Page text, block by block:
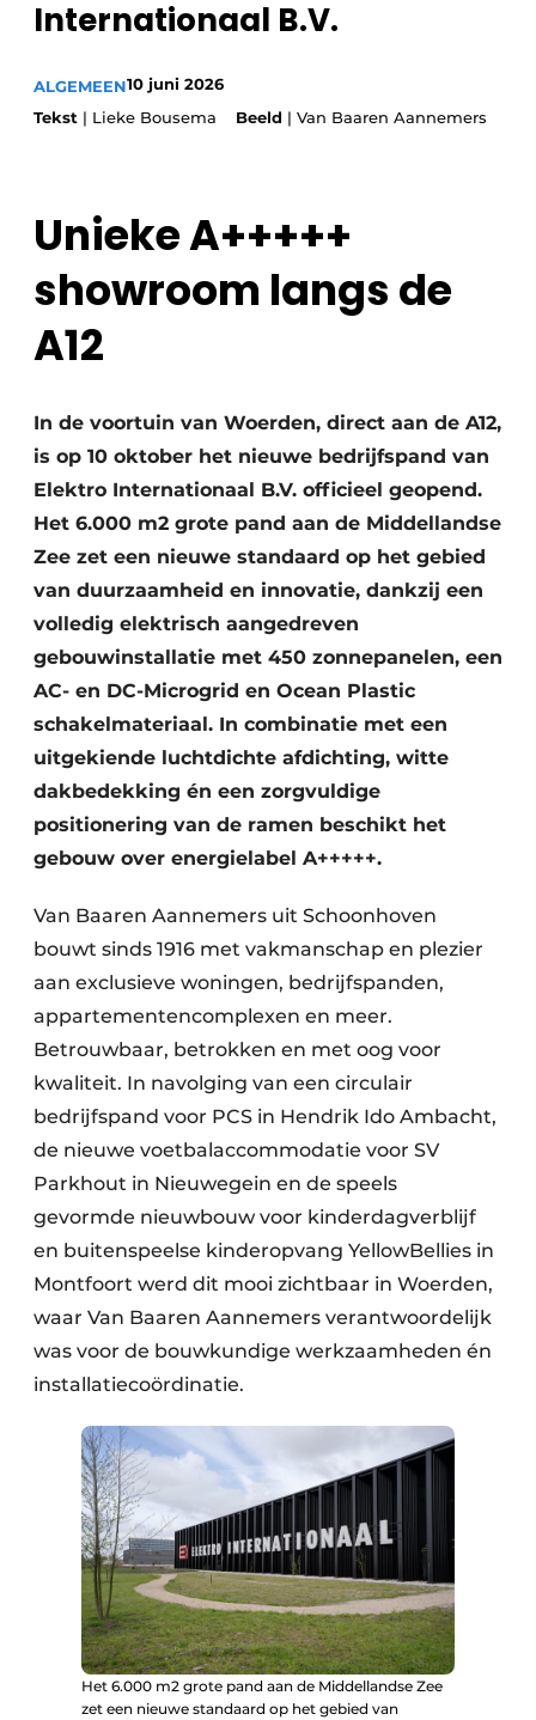
Podcasts
story
metadata
Video’s
Glas
Modulair bouwen
Internationaal B.V.
ALGEMEEN10 juni 2026
Tekst | Lieke Bousema Beeld | Van Baaren Aannemers
Unieke A+++++
showroom langs de
A12
In de voortuin van Woerden, direct aan de A12,
is op 10 oktober het nieuwe bedrijfspand van
Elektro Internationaal B.V. officieel geopend.
Het 6.000 m2 grote pand aan de Middellandse
Zee zet een nieuwe standaard op het gebied
van duurzaamheid en innovatie, dankzij een
volledig elektrisch aangedreven
gebouwinstallatie met 450 zonnepanelen, een
AC- en DC-Microgrid en Ocean Plastic
schakelmateriaal. In combinatie met een
uitgekiende luchtdichte afdichting, witte
dakbedekking én een zorgvuldige
positionering van de ramen beschikt het
gebouw over energielabel A+++++.
Van Baaren Aannemers uit Schoonhoven
bouwt sinds 1916 met vakmanschap en plezier
aan exclusieve woningen, bedrijfspanden,
appartementencomplexen en meer.
Betrouwbaar, betrokken en met oog voor
kwaliteit. In navolging van een circulair
bedrijfspand voor PCS in Hendrik Ido Ambacht,
de nieuwe voetbalaccommodatie voor SV
Parkhout in Nieuwegein en de speels
gevormde nieuwbouw voor kinderdagverblijf
en buitenspeelse kinderopvang YellowBellies in
Montfoort werd dit mooi zichtbaar in Woerden,
waar Van Baaren Aannemers verantwoordelijk
was voor de bouwkundige werkzaamheden én
installatiecoördinatie.
Het 6.000 m2 grote pand aan de Middellandse Zee
zet een nieuwe standaard op het gebied van